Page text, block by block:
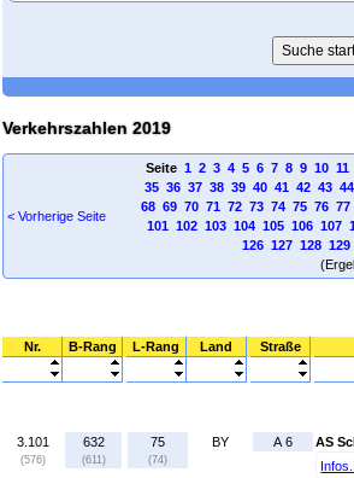
Verkehrszahlen 2019
< Vorherige Seite
Seite 1 2 3 4 5 6 7 8 9 10 11
35 36 37 38 39 40 41 42 43 44
68 69 70 71 72 73 74 75 76 77
101 102 103 104 105 106 107
126 127 128 129
Nr. B-Rang L-Rang Land Straße
3.101
(576)
632
(611)
75
(74)
BY A 6
AS
Infos...